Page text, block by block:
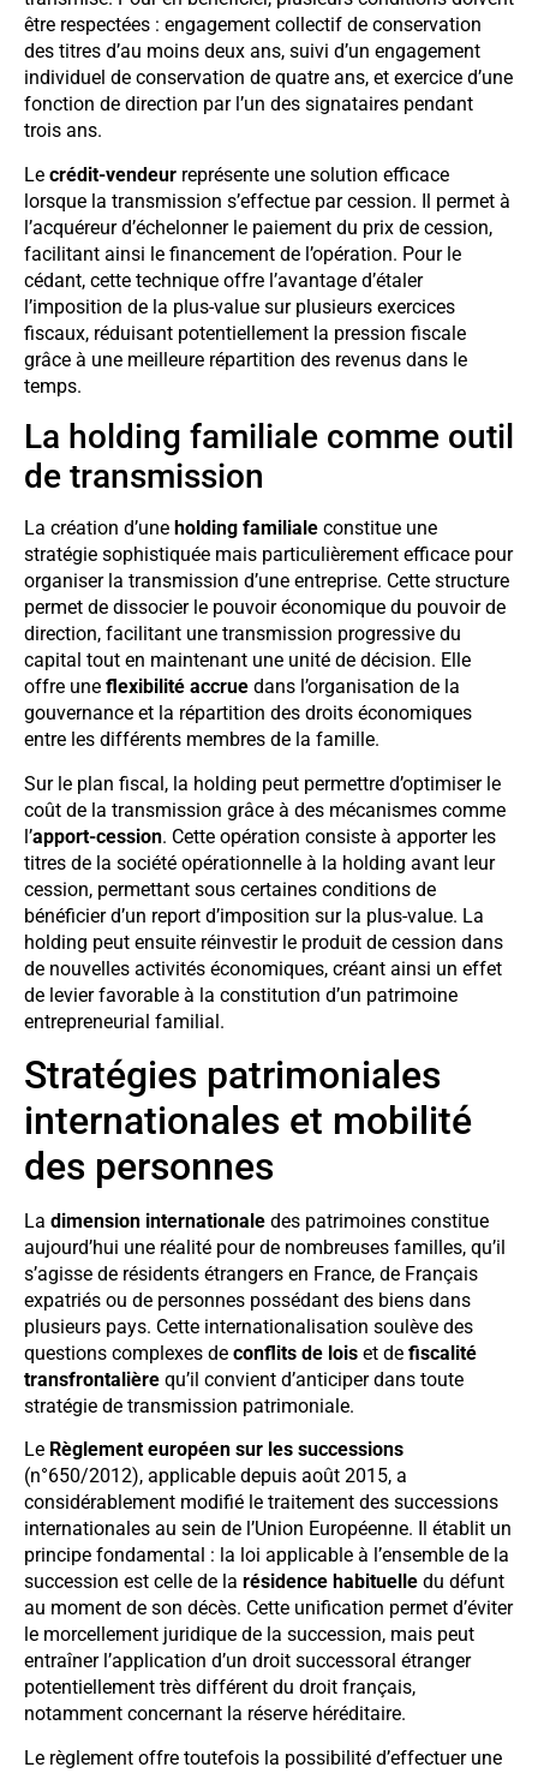
être respectées : engagement collectif de conservation
des titres d’au moins deux ans, suivi d’un engagement
individuel de conservation de quatre ans, et exercice d’une
fonction de direction par l’un des signataires pendant
trois ans.
Le crédit-vendeur représente une solution efficace
lorsque la transmission s’effectue par cession. Il permet à
l’acquéreur d’échelonner le paiement du prix de cession,
facilitant ainsi le financement de l’opération. Pour le
cédant, cette technique offre l’avantage d’étaler
l’imposition de la plus-value sur plusieurs exercices
fiscaux, réduisant potentiellement la pression fiscale
grâce à une meilleure répartition des revenus dans le
temps.
La holding familiale comme outil
de transmission
La création d’une holding familiale constitue une
stratégie sophistiquée mais particulièrement efficace pour
organiser la transmission d’une entreprise. Cette structure
permet de dissocier le pouvoir économique du pouvoir de
direction, facilitant une transmission progressive du
capital tout en maintenant une unité de décision. Elle
offre une flexibilité accrue dans l’organisation de la
gouvernance et la répartition des droits économiques
entre les différents membres de la famille.
Sur le plan fiscal, la holding peut permettre d’optimiser le
coût de la transmission grâce à des mécanismes comme
l’apport-cession. Cette opération consiste à apporter les
titres de la société opérationnelle à la holding avant leur
cession, permettant sous certaines conditions de
bénéficier d’un report d’imposition sur la plus-value. La
holding peut ensuite réinvestir le produit de cession dans
de nouvelles activités économiques, créant ainsi un effet
de levier favorable à la constitution d’un patrimoine
entrepreneurial familial.
Stratégies patrimoniales
internationales et mobilité
des personnes
La dimension internationale des patrimoines constitue
aujourd’hui une réalité pour de nombreuses familles, qu’il
s’agisse de résidents étrangers en France, de Français
expatriés ou de personnes possédant des biens dans
plusieurs pays. Cette internationalisation soulève des
questions complexes de conflits de lois et de fiscalité
transfrontalière qu’il convient d’anticiper dans toute
stratégie de transmission patrimoniale.
Le Règlement européen sur les successions
(n°650/2012), applicable depuis août 2015, a
considérablement modifié le traitement des successions
internationales au sein de l’Union Européenne. Il établit un
principe fondamental : la loi applicable à l’ensemble de la
succession est celle de la résidence habituelle du défunt
au moment de son décès. Cette unification permet d’éviter
le morcellement juridique de la succession, mais peut
entraîner l’application d’un droit successoral étranger
potentiellement très différent du droit français,
notamment concernant la réserve héréditaire.
Le règlement offre toutefois la possibilité d’effectuer une